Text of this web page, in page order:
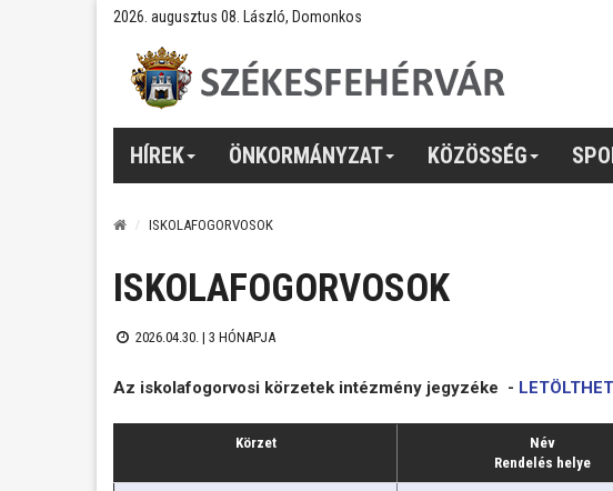
2026. augusztus 08. László, Domonkos
HÍREK ÖNKORMÁNYZAT KÖZÖSSÉG
ISKOLAFOGORVOSOK
ISKOLAFOGORVOSOK
2026.04.30. | 3 HÓNAPJA
Az iskolafogorvosi körzetek intézmény jegyzéke -
Körzet
Név
Rendelés helye